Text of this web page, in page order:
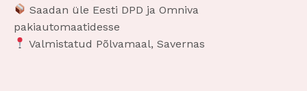
Saadan üle Eesti DPD ja Omniva
pakiautomaatidesse
Valmistatud Põlvamaal, Savernas